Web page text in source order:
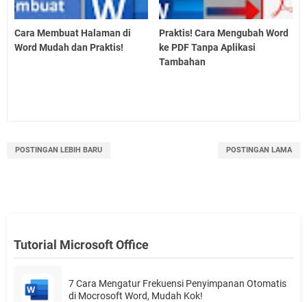
Cara Membuat Halaman di
Word Mudah dan Praktis!
Praktis! Cara Mengubah Word
ke PDF Tanpa Aplikasi
Tambahan
POSTINGAN LEBIH BARU POSTINGAN LAMA
Tutorial Microsoft Office
7 Cara Mengatur Frekuensi Penyimpanan Otomatis
di Mocrosoft Word, Mudah Kok!